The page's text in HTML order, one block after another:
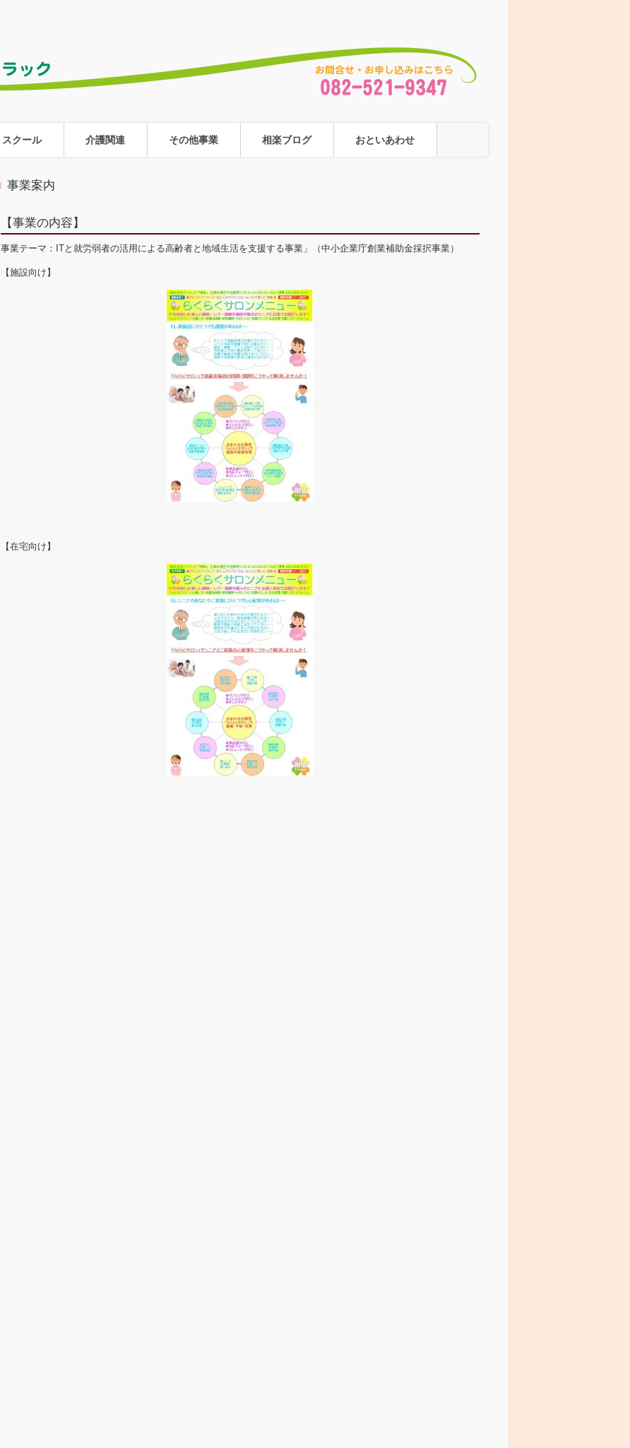
スクール 介護関連 その他事業 相楽ブログ おといあわせ
事業案内
【事業の内容】
事業テーマ：ITと就労弱者の活用による高齢者と地域生活を支援する事業」（中小企業庁創業補助金採択事業）
【施設向け】
【在宅向け】